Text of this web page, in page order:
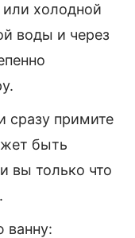
холодной
воды и через
сразу примите
быть
вы только что
ванну: